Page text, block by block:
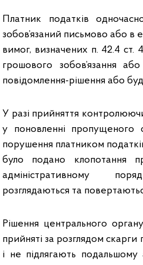
Платник податків
зобов’язаний письмово або в
вимог, визначених п. 42.4
грошового зобов’язання
повідомлення-рішення або
У разі прийняття
у поновленні пропущеного
порушення платником
було подано клопотання
адміністративному
розглядаються та
Рішення центрального
прийняті за розглядом
і не підлягають